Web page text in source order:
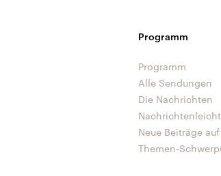
Programm
Programm
Alle Sendungen
Die Nachrichten
Nachrichtenleicht
Neue Beiträge
Themen-